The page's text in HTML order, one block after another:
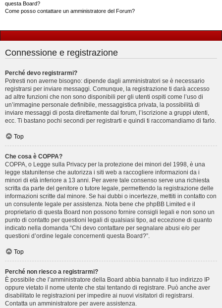
questa Board?
Come posso contattare un amministratore del Forum?
Connessione e registrazione
Perché devo registrarmi?
Potresti non averne bisogno: dipende dagli amministratori se è necessario
registrarsi per inviare messaggi. Comunque, la registrazione ti darà accesso
ad altre funzioni che non sono disponibili per gli utenti ospiti come l’uso di
un’immagine personale definibile, messaggistica privata, la possibilità di
inviare messaggi di posta direttamente dal forum, l’iscrizione a gruppi utenti,
ecc. Ti bastano pochi secondi per registrarti e quindi ti raccomandiamo di farlo.
Top
Che cosa è COPPA?
COPPA, o Legge sulla Privacy per la protezione dei minori del 1998, è una
legge statunitense che autorizza i siti web a raccogliere informazioni da i
minori di età inferiore a 13 anni. Per avere tale consenso serve una richiesta
scritta da parte del genitore o tutore legale, permettendo la registrazione delle
informazioni scritte dal minore. Se hai dubbi o incertezze, mettiti in contatto con
un consulente legale per assistenza. Nota bene che phpBB Limited e il
proprietario di questa Board non possono fornire consigli legali e non sono un
punto di contatto per questioni legali di qualsiasi tipo, ad eccezione di quanto
indicato nella domanda “Chi devo contattare per segnalare abusi e/o per
questioni d’ordine legale concernenti questa Board?”.
Top
Perché non riesco a registrarmi?
È possibile che l’amministratore della Board abbia bannato il tuo indirizzo IP
oppure vietato il nome utente che stai tentando di registrare. Può anche aver
disabilitato le registrazioni per impedire ai nuovi visitatori di registrarsi.
Contatta un amministratore per avere assistenza.